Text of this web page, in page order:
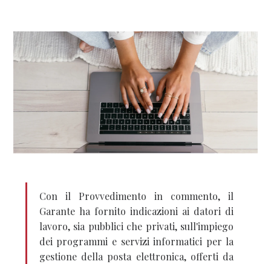
Con il Provvedimento in commento, il
Garante ha fornito indicazioni ai datori di
lavoro, sia pubblici che privati, sull'impiego
dei programmi e servizi informatici per la
gestione della posta elettronica, offerti da